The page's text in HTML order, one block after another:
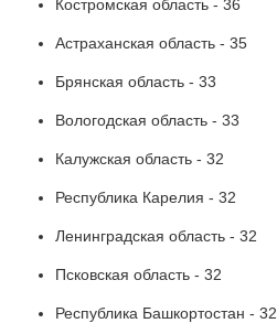
Костромская область - 36
Астраханская область - 35
Брянская область - 33
Вологодская область - 33
Калужская область - 32
Республика Карелия - 32
Ленинградская область - 32
Псковская область - 32
Республика Башкортостан - 32